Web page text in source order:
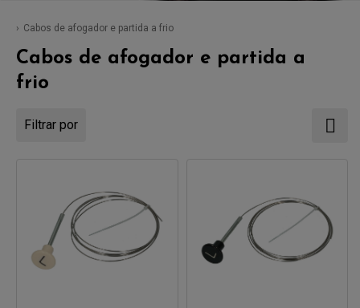
Cabos de afogador e partida a frio
Cabos de afogador e partida a
frio
Filtrar por